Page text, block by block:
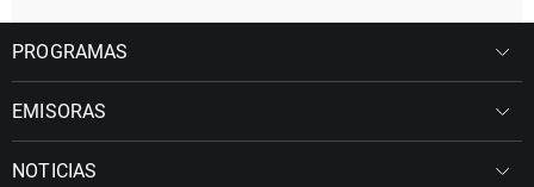
PROGRAMAS
EMISORAS
NOTICIAS